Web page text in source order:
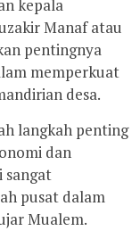
kepala
Manaf atau
pentingnya
memperkuat
desa.
langkah penting
dan
sangat
pusat dalam
Mualem.